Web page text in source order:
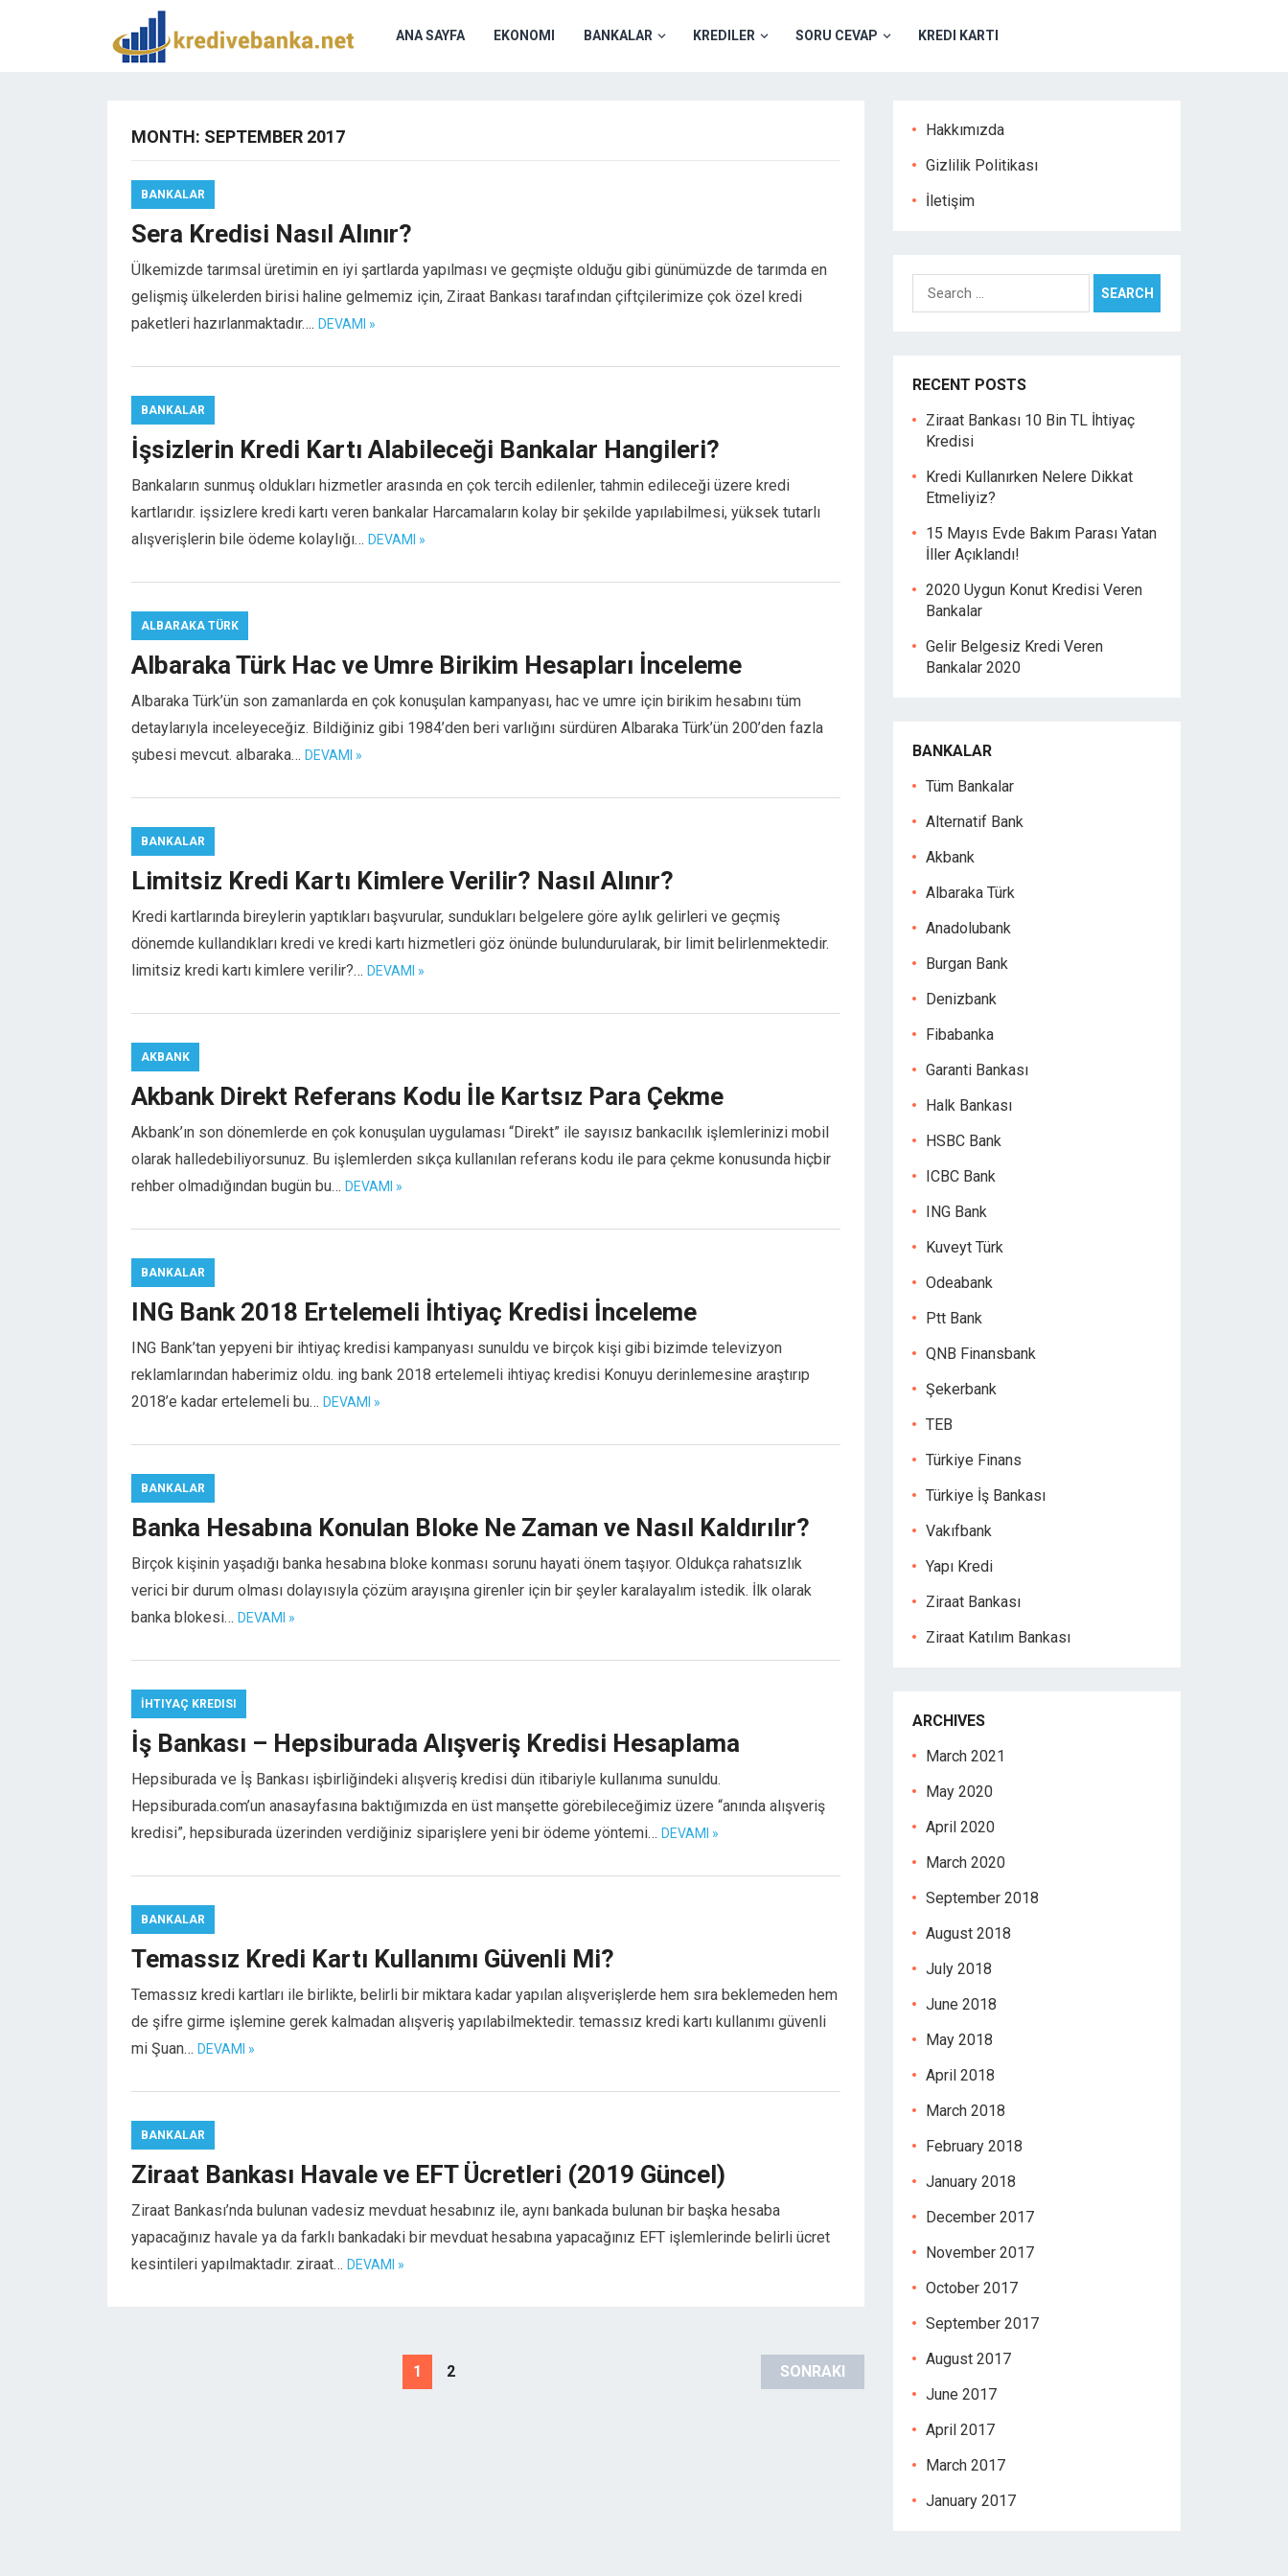
ANA SAYFA EKONOMI BANKALAR KREDILER SORU CEVAP KREDI KARTI
MONTH: SEPTEMBER 2017
BANKALAR
Sera Kredisi Nasıl Alınır?
Ülkemizde tarımsal üretimin en iyi şartlarda yapılması ve geçmişte olduğu gibi günümüzde de tarımda en
gelişmiş ülkelerden birisi haline gelmemiz için, Ziraat Bankası tarafından çiftçilerimize çok özel kredi
paketleri hazırlanmaktadır…. DEVAMI »
BANKALAR
İşsizlerin Kredi Kartı Alabileceği Bankalar Hangileri?
Bankaların sunmuş oldukları hizmetler arasında en çok tercih edilenler, tahmin edileceği üzere kredi
kartlarıdır. işsizlere kredi kartı veren bankalar Harcamaların kolay bir şekilde yapılabilmesi, yüksek tutarlı
alışverişlerin bile ödeme kolaylığı… DEVAMI »
ALBARAKA TÜRK
Albaraka Türk Hac ve Umre Birikim Hesapları İnceleme
Albaraka Türk’ün son zamanlarda en çok konuşulan kampanyası, hac ve umre için birikim hesabını tüm
detaylarıyla inceleyeceğiz. Bildiğiniz gibi 1984’den beri varlığını sürdüren Albaraka Türk’ün 200’den fazla
şubesi mevcut. albaraka… DEVAMI »
BANKALAR
Limitsiz Kredi Kartı Kimlere Verilir? Nasıl Alınır?
Kredi kartlarında bireylerin yaptıkları başvurular, sundukları belgelere göre aylık gelirleri ve geçmiş
dönemde kullandıkları kredi ve kredi kartı hizmetleri göz önünde bulundurularak, bir limit belirlenmektedir.
limitsiz kredi kartı kimlere verilir?… DEVAMI »
AKBANK
Akbank Direkt Referans Kodu İle Kartsız Para Çekme
Akbank’ın son dönemlerde en çok konuşulan uygulaması “Direkt” ile sayısız bankacılık işlemlerinizi mobil
olarak halledebiliyorsunuz. Bu işlemlerden sıkça kullanılan referans kodu ile para çekme konusunda hiçbir
rehber olmadığından bugün bu… DEVAMI »
BANKALAR
ING Bank 2018 Ertelemeli İhtiyaç Kredisi İnceleme
ING Bank’tan yepyeni bir ihtiyaç kredisi kampanyası sunuldu ve birçok kişi gibi bizimde televizyon
reklamlarından haberimiz oldu. ing bank 2018 ertelemeli ihtiyaç kredisi Konuyu derinlemesine araştırıp
2018’e kadar ertelemeli bu… DEVAMI »
BANKALAR
Banka Hesabına Konulan Bloke Ne Zaman ve Nasıl Kaldırılır?
Birçok kişinin yaşadığı banka hesabına bloke konması sorunu hayati önem taşıyor. Oldukça rahatsızlık
verici bir durum olması dolayısıyla çözüm arayışına girenler için bir şeyler karalayalım istedik. İlk olarak
banka blokesi… DEVAMI »
İHTIYAÇ KREDISI
İş Bankası – Hepsiburada Alışveriş Kredisi Hesaplama
Hepsiburada ve İş Bankası işbirliğindeki alışveriş kredisi dün itibariyle kullanıma sunuldu.
Hepsiburada.com’un anasayfasına baktığımızda en üst manşette görebileceğimiz üzere “anında alışveriş
kredisi”, hepsiburada üzerinden verdiğiniz siparişlere yeni bir ödeme yöntemi… DEVAMI »
BANKALAR
Temassız Kredi Kartı Kullanımı Güvenli Mi?
Temassız kredi kartları ile birlikte, belirli bir miktara kadar yapılan alışverişlerde hem sıra beklemeden hem
de şifre girme işlemine gerek kalmadan alışveriş yapılabilmektedir. temassız kredi kartı kullanımı güvenli
mi Şuan… DEVAMI »
BANKALAR
Ziraat Bankası Havale ve EFT Ücretleri (2019 Güncel)
Ziraat Bankası’nda bulunan vadesiz mevduat hesabınız ile, aynı bankada bulunan bir başka hesaba
yapacağınız havale ya da farklı bankadaki bir mevduat hesabına yapacağınız EFT işlemlerinde belirli ücret
kesintileri yapılmaktadır. ziraat… DEVAMI »
1 2 SONRAKI
Hakkımızda
Gizlilik Politikası
İletişim
Search
for:
RECENT POSTS
Ziraat Bankası 10 Bin TL İhtiyaç
Kredisi
Kredi Kullanırken Nelere Dikkat
Etmeliyiz?
15 Mayıs Evde Bakım Parası Yatan
İller Açıklandı!
2020 Uygun Konut Kredisi Veren
Bankalar
Gelir Belgesiz Kredi Veren
Bankalar 2020
BANKALAR
Tüm Bankalar
Alternatif Bank
Akbank
Albaraka Türk
Anadolubank
Burgan Bank
Denizbank
Fibabanka
Garanti Bankası
Halk Bankası
HSBC Bank
ICBC Bank
ING Bank
Kuveyt Türk
Odeabank
Ptt Bank
QNB Finansbank
Şekerbank
TEB
Türkiye Finans
Türkiye İş Bankası
Vakıfbank
Yapı Kredi
Ziraat Bankası
Ziraat Katılım Bankası
ARCHIVES
March 2021
May 2020
April 2020
March 2020
September 2018
August 2018
July 2018
June 2018
May 2018
April 2018
March 2018
February 2018
January 2018
December 2017
November 2017
October 2017
September 2017
August 2017
June 2017
April 2017
March 2017
January 2017